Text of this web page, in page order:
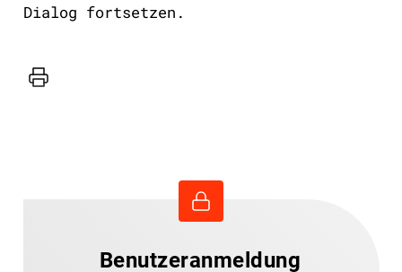
Dialog fortsetzen.
Drucker
Benutzeranmeldung